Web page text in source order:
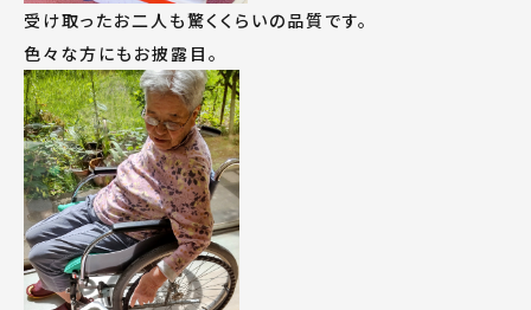
受け取ったお二人も驚くくらいの品質です。
色々な方にもお披露目。